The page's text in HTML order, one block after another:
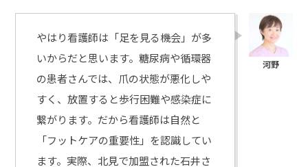
やはり看護師は「足を見る機会」が多
いからだと思います。糖尿病や循環器
の患者さんでは、爪の状態が悪化しや
すく、放置すると歩行困難や感染症に
繋がります。だから看護師は自然と
「フットケアの重要性」を認識してい
ます。実際、北見で加盟された石井さ